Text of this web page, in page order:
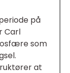
på
Carl
som
at